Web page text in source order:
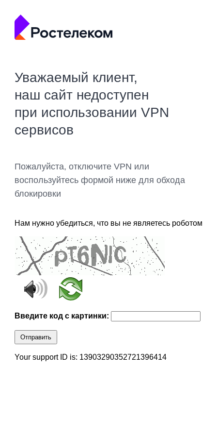
Уважаемый клиент,
наш сайт недоступен
при использовании VPN
сервисов
Пожалуйста, отключите VPN или
воспользуйтесь формой ниже для обхода
блокировки
Нам нужно убедиться, что вы не являетесь роботом
Введите код с картинки:
Отправить
Your support ID is: 13903290352721396414